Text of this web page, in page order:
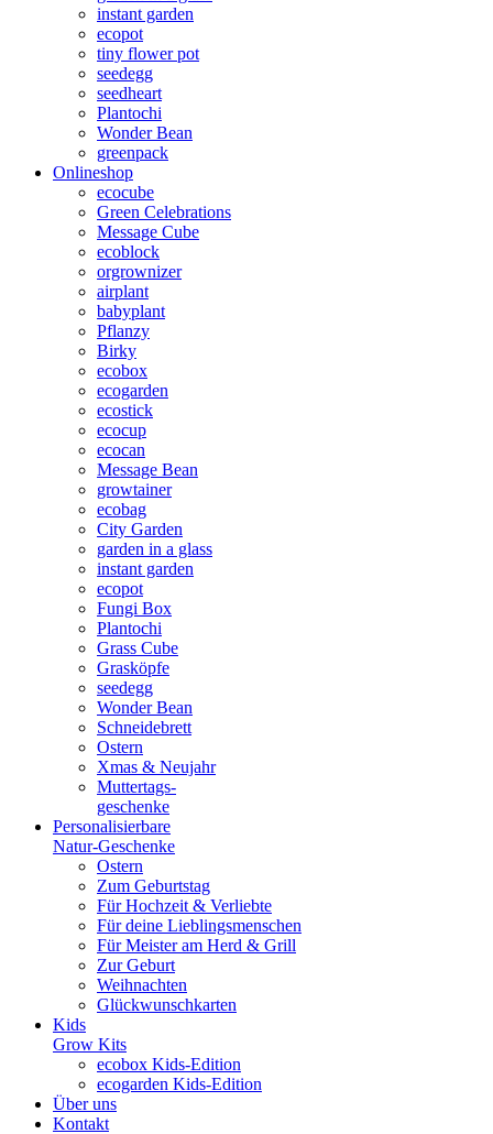
instant garden
ecopot
tiny flower pot
seedegg
seedheart
Plantochi
Wonder Bean
greenpack
Onlineshop
ecocube
Green Celebrations
Message Cube
ecoblock
orgrownizer
airplant
babyplant
Pflanzy
Birky
ecobox
ecogarden
ecostick
ecocup
ecocan
Message Bean
growtainer
ecobag
City Garden
garden in a glass
instant garden
ecopot
Fungi Box
Plantochi
Grass Cube
Grasköpfe
seedegg
Wonder Bean
Schneidebrett
Ostern
Xmas & Neujahr
Muttertags-
geschenke
Personalisierbare
Natur-Geschenke
Ostern
Zum Geburtstag
Für Hochzeit & Verliebte
Für deine Lieblingsmenschen
Für Meister am Herd & Grill
Zur Geburt
Weihnachten
Glückwunschkarten
Kids
Grow Kits
ecobox Kids-Edition
ecogarden Kids-Edition
Über uns
Kontakt